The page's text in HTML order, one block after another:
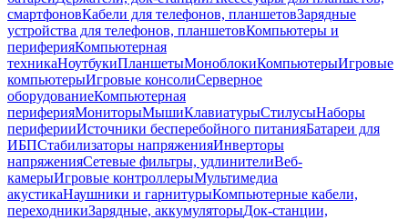
смартфоновКабели для телефонов, планшетовЗарядные
устройства для телефонов, планшетовКомпьютеры и
периферияКомпьютерная
техникаНоутбукиПланшетыМоноблокиКомпьютерыИгровые
компьютерыИгровые консолиСерверное
оборудованиеКомпьютерная
периферияМониторыМышиКлавиатурыСтилусыНаборы
периферииИсточники бесперебойного питанияБатареи для
ИБПСтабилизаторы напряженияИнверторы
напряженияСетевые фильтры, удлинителиВеб-
камерыИгровые контроллерыМультимедиа
акустикаНаушники и гарнитурыКомпьютерные кабели,
переходникиЗарядные, аккумуляторыДок-станции,